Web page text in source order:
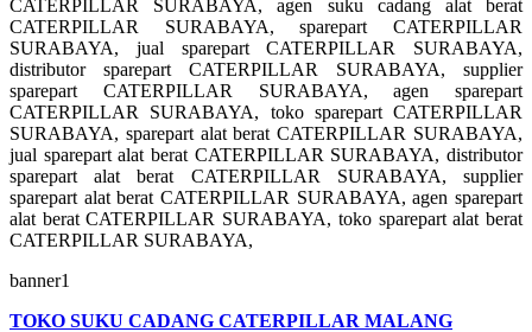
CATERPILLAR SURABAYA, agen suku cadang alat berat
CATERPILLAR SURABAYA, sparepart CATERPILLAR
SURABAYA, jual sparepart CATERPILLAR SURABAYA,
distributor sparepart CATERPILLAR SURABAYA, supplier
sparepart CATERPILLAR SURABAYA, agen sparepart
CATERPILLAR SURABAYA, toko sparepart CATERPILLAR
SURABAYA, sparepart alat berat CATERPILLAR SURABAYA,
jual sparepart alat berat CATERPILLAR SURABAYA, distributor
sparepart alat berat CATERPILLAR SURABAYA, supplier
sparepart alat berat CATERPILLAR SURABAYA, agen sparepart
alat berat CATERPILLAR SURABAYA, toko sparepart alat berat
CATERPILLAR SURABAYA,
banner1
TOKO SUKU CADANG CATERPILLAR MALANG